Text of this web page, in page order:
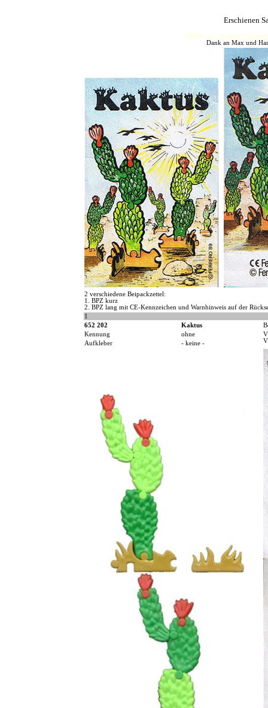
Erschienen
HJFHenze - Helmut´s
Dank an Max und
2 verschiedene Beipackzettel:
1. BPZ kurz
2. BPZ lang mit CE-Kennzeichen und Warnhinweis auf der
1
652 202
Kaktus
Kennung
ohne
Aufkleber - keine -